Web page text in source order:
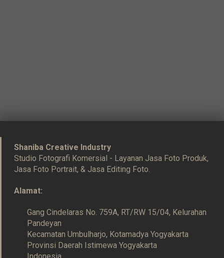
Shaniba Creative Industry
Studio Fotografi Komersial - Layanan Jasa Foto Produk,
Jasa Foto Portrait, & Jasa Editing Foto.
Alamat:
Gang Cindelaras No. 759A, RT/RW 15/04, Kelurahan
Pandeyan
Kecamatan Umbulharjo, Kotamadya Yogyakarta
Provinsi Daerah Istimewa Yogyakarta